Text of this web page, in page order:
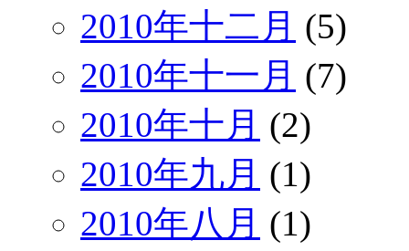
2010年十二月 (5)
2010年十一月 (7)
2010年十月 (2)
2010年九月 (1)
2010年八月 (1)